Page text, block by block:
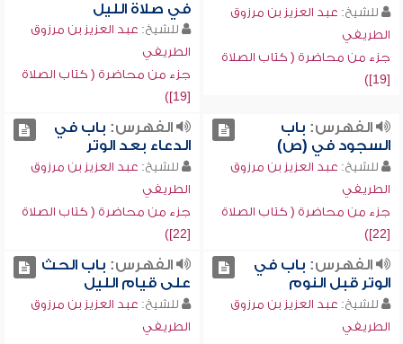
للشيخ: عبد العزيز بن مرزوق
الطريفي
جزء من محاضرة ( كتاب الصلاة
[19])
في صلاة الليل
للشيخ: عبد العزيز بن مرزوق
الطريفي
جزء من محاضرة ( كتاب الصلاة
[19])
الفهرس: باب
السجود في (ص)
للشيخ: عبد العزيز بن مرزوق
الطريفي
جزء من محاضرة ( كتاب الصلاة
[22])
الفهرس: باب في
الدعاء بعد الوتر
للشيخ: عبد العزيز بن مرزوق
الطريفي
جزء من محاضرة ( كتاب الصلاة
[22])
الفهرس: باب في
الوتر قبل النوم
للشيخ: عبد العزيز بن مرزوق
الطريفي
الفهرس: باب الحث
على قيام الليل
للشيخ: عبد العزيز بن مرزوق
الطريفي